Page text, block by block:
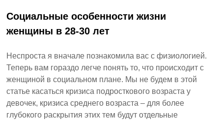
Социальные особенности жизни
женщины в 28-30 лет
Неспроста я вначале познакомила вас с физиологией.
Теперь вам гораздо легче понять то, что происходит с
женщиной в социальном плане. Мы не будем в этой
статье касаться кризиса подросткового возраста у
девочек, кризиса среднего возраста – для более
глубокого раскрытия этих тем будут отдельные